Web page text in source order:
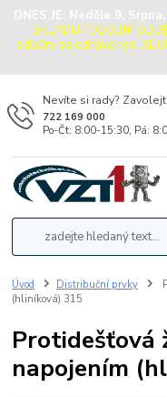
DNES JE: Neděle 9.
SKLADU / OSOBNÍ
odběry objednávek do
Nevíte si rady?
722 169 000
Po-Čt: 8:00-15:30, Pá:
Úvod Distribuční prvky
(hliníková) 315
Protidešťová
napojením